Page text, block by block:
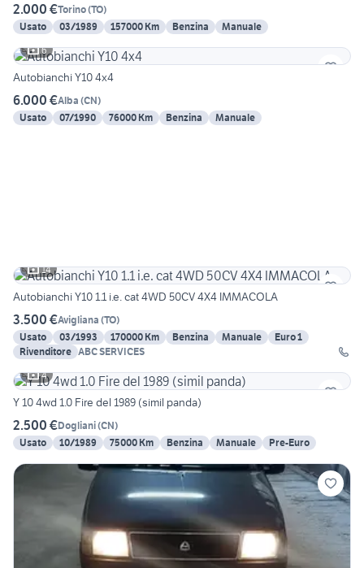
2.000 €Torino(TO)
Usato
03/1989 157000 Km Benzina
Manuale
6
Autobianchi Y10 4x4
6.000 €Alba (CN)
Usato
07/1990 76000 Km Benzina Manuale
14
Autobianchi Y10 1.1 i.e. cat 4WD 50CV 4X4 IMMACOLA
3.500 €Avigliana (TO)
Usato
03/1993 170000 Km Benzina Manuale
Euro 1
Rivenditore ABC SERVICES
4
Y 10 4wd 1.0 Fire del 1989 (simil panda)
2.500 €Dogliani(CN)
Usato
10/1989 75000 Km Benzina Manuale Pre-Euro